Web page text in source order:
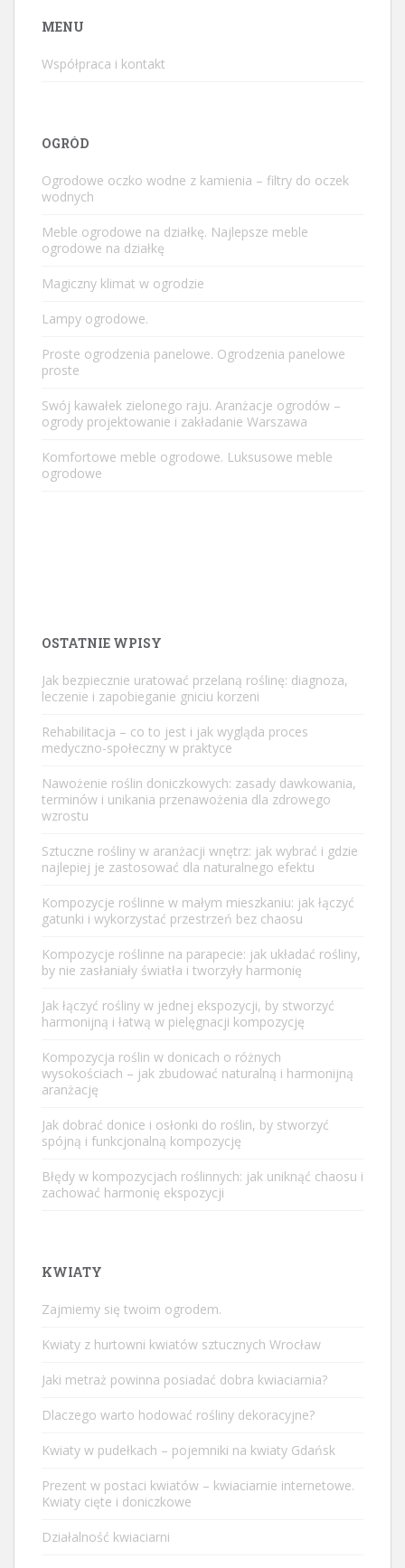
MENU
Współpraca i kontakt
OGRÓD
Ogrodowe oczko wodne z kamienia – filtry do oczek
wodnych
Meble ogrodowe na działkę. Najlepsze meble
ogrodowe na działkę
Magiczny klimat w ogrodzie
Lampy ogrodowe.
Proste ogrodzenia panelowe. Ogrodzenia panelowe
proste
Swój kawałek zielonego raju. Aranżacje ogrodów –
ogrody projektowanie i zakładanie Warszawa
Komfortowe meble ogrodowe. Luksusowe meble
ogrodowe
OSTATNIE WPISY
Jak bezpiecznie uratować przelaną roślinę: diagnoza,
leczenie i zapobieganie gniciu korzeni
Rehabilitacja – co to jest i jak wygląda proces
medyczno-społeczny w praktyce
Nawożenie roślin doniczkowych: zasady dawkowania,
terminów i unikania przenawożenia dla zdrowego
wzrostu
Sztuczne rośliny w aranżacji wnętrz: jak wybrać i gdzie
najlepiej je zastosować dla naturalnego efektu
Kompozycje roślinne w małym mieszkaniu: jak łączyć
gatunki i wykorzystać przestrzeń bez chaosu
Kompozycje roślinne na parapecie: jak układać rośliny,
by nie zasłaniały światła i tworzyły harmonię
Jak łączyć rośliny w jednej ekspozycji, by stworzyć
harmonijną i łatwą w pielęgnacji kompozycję
Kompozycja roślin w donicach o różnych
wysokościach – jak zbudować naturalną i harmonijną
aranżację
Jak dobrać donice i osłonki do roślin, by stworzyć
spójną i funkcjonalną kompozycję
Błędy w kompozycjach roślinnych: jak uniknąć chaosu i
zachować harmonię ekspozycji
KWIATY
Zajmiemy się twoim ogrodem.
Kwiaty z hurtowni kwiatów sztucznych Wrocław
Jaki metraż powinna posiadać dobra kwiaciarnia?
Dlaczego warto hodować rośliny dekoracyjne?
Kwiaty w pudełkach – pojemniki na kwiaty Gdańsk
Prezent w postaci kwiatów – kwiaciarnie internetowe.
Kwiaty cięte i doniczkowe
Działalność kwiaciarni